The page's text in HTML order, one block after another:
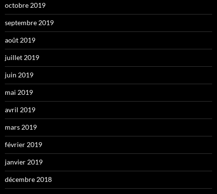
octobre 2019
septembre 2019
août 2019
juillet 2019
juin 2019
mai 2019
avril 2019
mars 2019
février 2019
janvier 2019
décembre 2018